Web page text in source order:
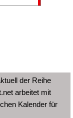
der Reihe
arbeitet mit
Kalender für